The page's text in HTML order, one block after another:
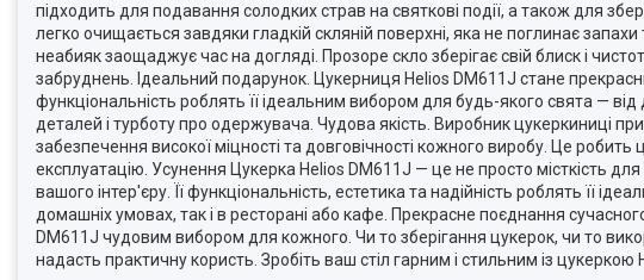
підходить для подавання солодких страв на святкові події, а також для
легко очищається завдяки гладкій скляній поверхні, яка не поглинає
неабияк заощаджує час на догляді. Прозоре скло зберігає свій блиск і
забруднень. Ідеальний подарунок. Цукерниця Helios DM611J стане
функціональність роблять її ідеальним вибором для будь-якого свята —
деталей і турботу про одержувача. Чудова якість. Виробник цукеркиниці
забезпечення високої міцності та довговічності кожного виробу. Це
експлуатацію. Усунення Цукерка Helios DM611J — це не просто місткість
вашого інтер'єру. Її функціональність, естетика та надійність роблять її
домашніх умовах, так і в ресторані або кафе. Прекрасне поєднання
DM611J чудовим вибором для кожного. Чи то зберігання цукерок, чи то
надасть практичну користь. Зробіть ваш стіл гарним і стильним із